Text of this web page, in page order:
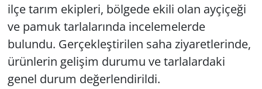
ilçe tarım ekipleri, bölgede ekili olan ayçiçeği
ve pamuk tarlalarında incelemelerde
bulundu. Gerçekleştirilen saha ziyaretlerinde,
ürünlerin gelişim durumu ve tarlalardaki
genel durum değerlendirildi.